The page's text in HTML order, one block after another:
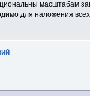
масштабам
для наложения всех